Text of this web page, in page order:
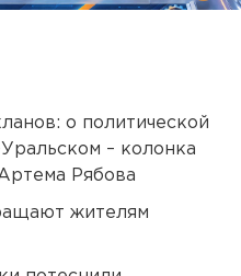
о политической
– колонка
Рябова
жителям